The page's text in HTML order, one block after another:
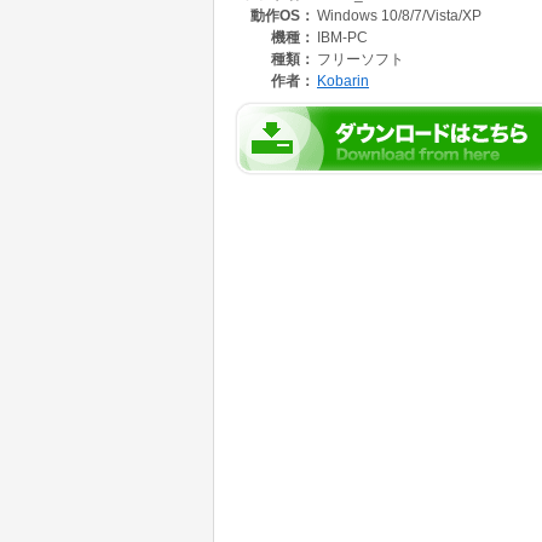
・プレイヤー制御の対応プレイヤーにuLilithと
・64bit版も同梱(32bit版と動作は同じです。追
・WindowsXP でも動作するという報告を頂
https://visualstudio.microsoft.com/ja/
https://aka.ms/vs/16/release/
https://aka.ms/vs/16/release/
動作OS： Windows 10/8/7/Vista/XP
機種：
IBM-PC
種類： フリーソフト
作者： Kobarin